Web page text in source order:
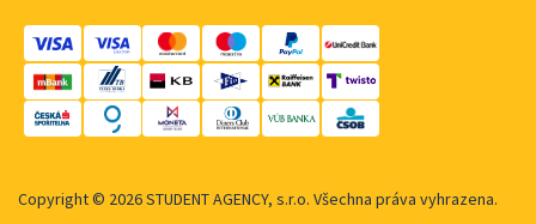
Copyright © 2026 STUDENT AGENCY, s.r.o. Všechna práva vyhrazena.